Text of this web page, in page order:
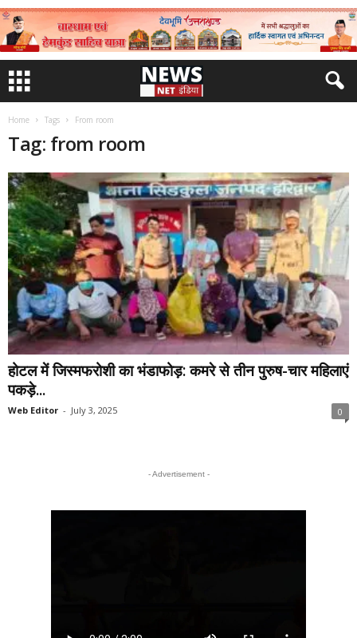
Home Tags From room
Tag: from room
होटल में जिस्मफरोशी का भंडाफोड़: कमरे से तीन पुरुष-चार महिलाएं
पकड़े...
Web Editor - July 3, 2025 0
- Advertisement -